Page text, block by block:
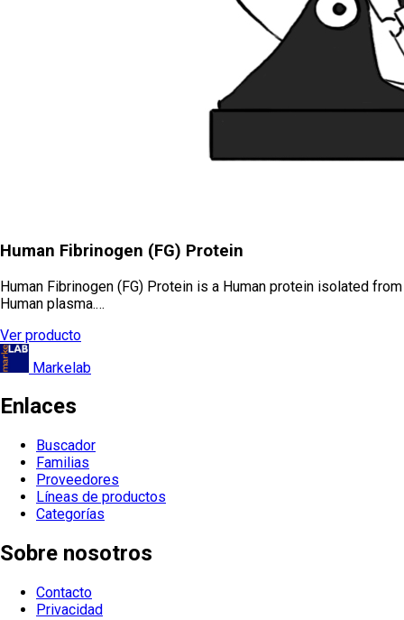
Human Fibrinogen (FG) Protein
Human Fibrinogen (FG) Protein is a Human protein isolated from
Human plasma.…
Ver producto
Markelab
Enlaces
Buscador
Familias
Proveedores
Líneas de productos
Categorías
Sobre nosotros
Contacto
Privacidad